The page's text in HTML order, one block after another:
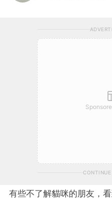
有些不了解貓咪的朋友，